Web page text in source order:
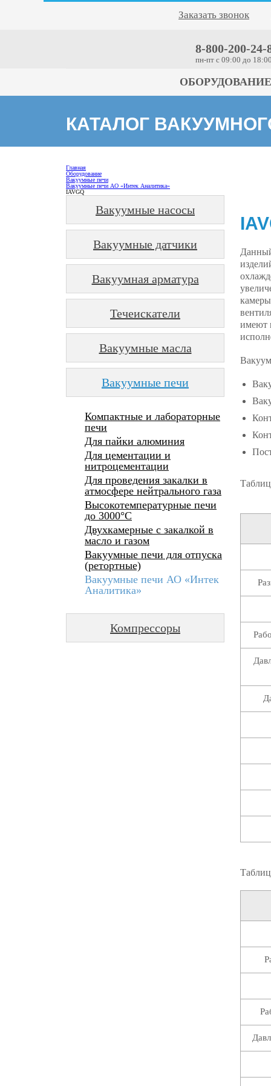
Заказать звонок
8-800-200-24-
пн-пт c 09:00 до 18:00
ОБОРУДОВАНИЕ
КАТАЛОГ
Главная
Оборудование
Вакуумные печи
Вакуумные печи АО «Интек Аналитика»
IAVGQ
Вакуумные насосы
Вакуумные датчики
Вакуумная арматура
Течеискатели
Вакуумные масла
Вакуумные печи
Компактные и лабораторные
печи
Для пайки алюминия
Для цементации и
нитроцементации
Для проведения закалки в
атмосфере нейтрального газа
Высокотемпературные печи
до 3000°С
Двухкамерные с закалкой в
масло и газом
Вакуумные печи для отпуска
(ретортные)
Вакуумные печи АО «Интек
Аналитика»
Компрессоры
имеют